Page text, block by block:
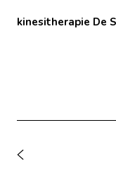
kinesitherapie De